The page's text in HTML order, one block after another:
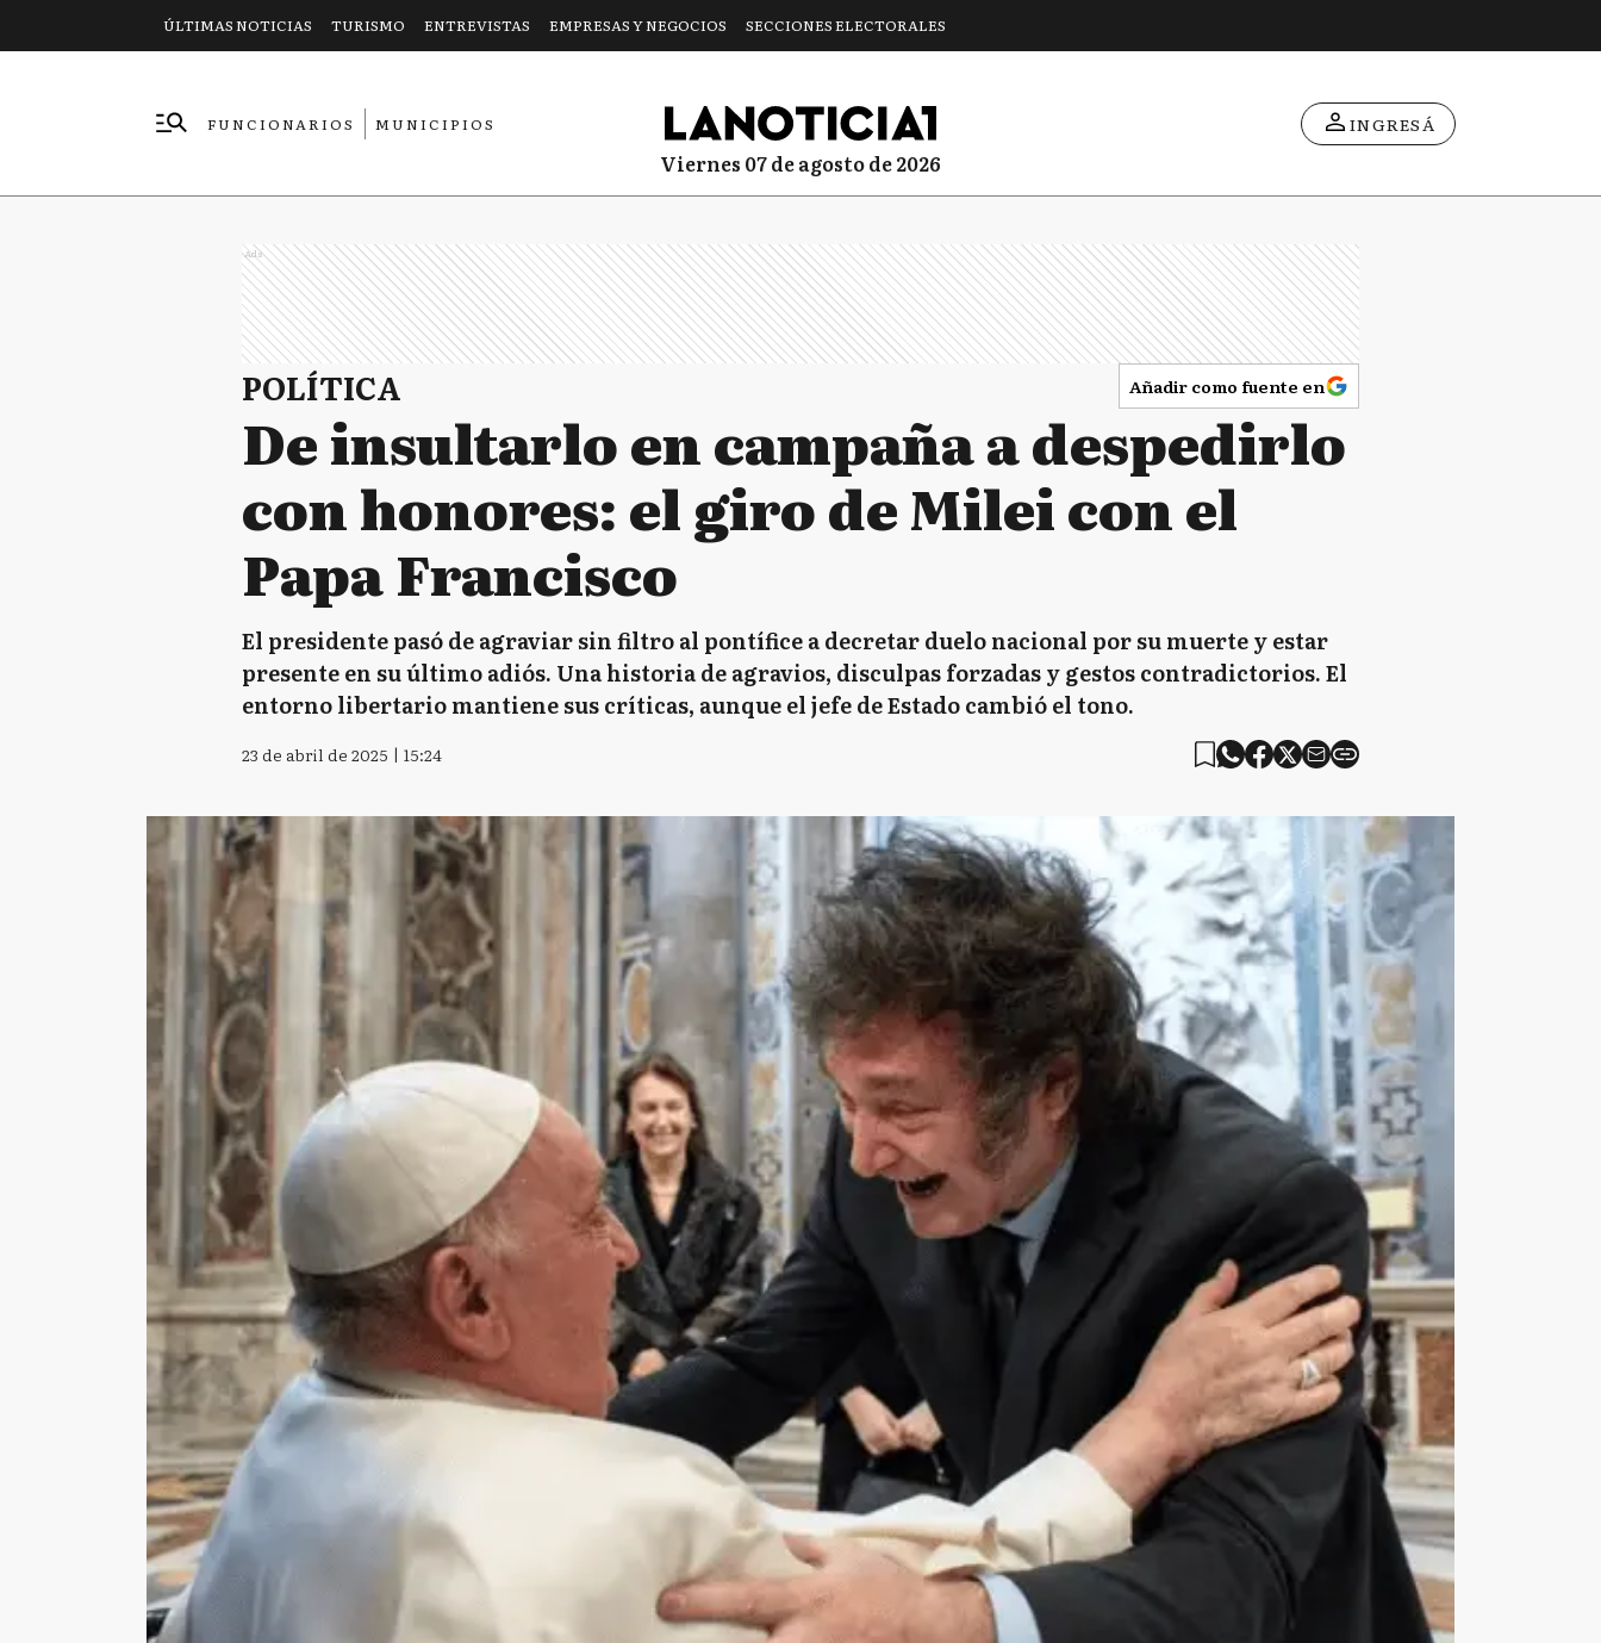
ÚLTIMAS NOTICIAS TURISMO ENTREVISTAS EMPRESAS Y NEGOCIOS SECCIONES ELECTORALES
FUNCIONARIOS
MUNICIPIOS
viernes 07 de agosto de 2026
INGRESÁ
Ads
POLÍTICA Añadir como fuente en
De insultarlo en campaña a despedirlo
con honores: el giro de Milei con el
Papa Francisco
El presidente pasó de agraviar sin filtro al pontífice a decretar duelo nacional por su muerte y estar
presente en su último adiós. Una historia de agravios, disculpas forzadas y gestos contradictorios. El
entorno libertario mantiene sus críticas, aunque el jefe de Estado cambió el tono.
23 de abril de 2025 | 15:24